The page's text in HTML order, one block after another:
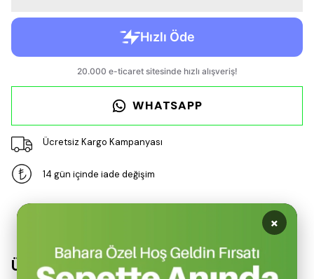
WHATSAPP
Ücretsiz Kargo Kampanyası
14 gün içinde iade değişim
Ürün Açıklaması
×